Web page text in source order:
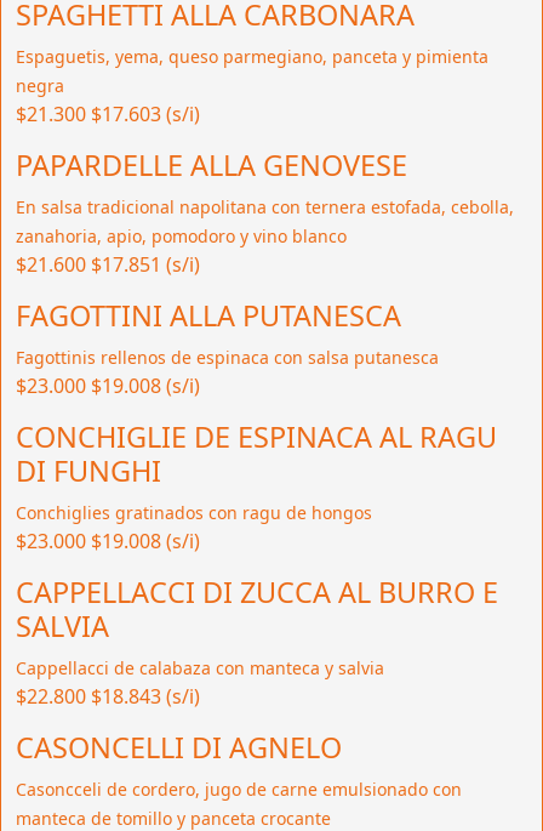
SPAGHETTI ALLA CARBONARA
Espaguetis, yema, queso parmegiano, panceta y pimienta
negra
$21.300 $17.603 (s/i)
PAPARDELLE ALLA GENOVESE
En salsa tradicional napolitana con ternera estofada, cebolla,
zanahoria, apio, pomodoro y vino blanco
$21.600 $17.851 (s/i)
FAGOTTINI ALLA PUTANESCA
Fagottinis rellenos de espinaca con salsa putanesca
$23.000 $19.008 (s/i)
CONCHIGLIE DE ESPINACA AL RAGU
DI FUNGHI
Conchiglies gratinados con ragu de hongos
$23.000 $19.008 (s/i)
CAPPELLACCI DI ZUCCA AL BURRO E
SALVIA
Cappellacci de calabaza con manteca y salvia
$22.800 $18.843 (s/i)
CASONCELLI DI AGNELO
Casoncceli de cordero, jugo de carne emulsionado con
manteca de tomillo y panceta crocante